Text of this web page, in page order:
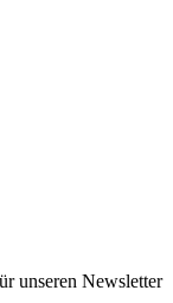
unseren Newsletter